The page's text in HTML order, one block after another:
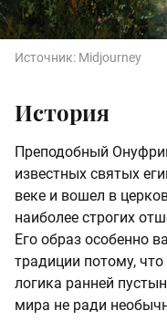
Источник: Midjourney
История
Преподобный
известных святых
веке и вошел в
наиболее строгих
Его образ особенно
традиции потому,
логика ранней
мира не ради